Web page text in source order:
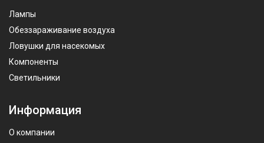
Лампы
Обеззараживание воздуха
Ловушки для насекомых
Компоненты
Светильники
Информация
О компании